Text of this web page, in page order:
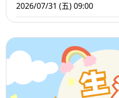
2026/07/31 (五) 09:00